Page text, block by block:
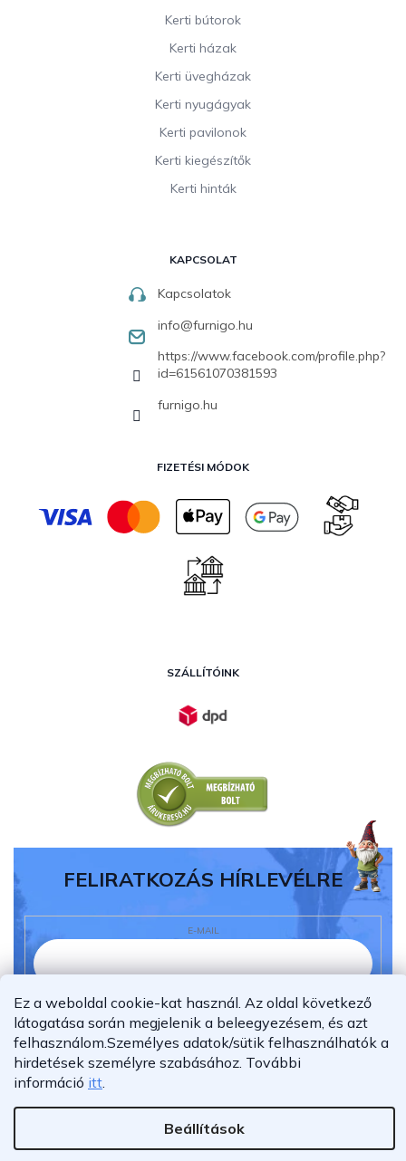
Ez a weboldal cookie-kat használ. Az oldal következő
látogatása során megjelenik a beleegyezésem, és azt
felhasználom.Személyes adatok/sütik felhasználhatók a
hirdetések személyre szabásához. További
információ itt.
Beállítások
Kerti bútorok
Kerti házak
Kerti üvegházak
Kerti nyugágyak
Kerti pavilonok
Kerti kiegészítők
Kerti hinták
KAPCSOLAT
Kapcsolatok
info@furnigo.hu
https://www.facebook.com/profile.php?
id=61561070381593
furnigo.hu
FIZETÉSI MÓDOK
SZÁLLÍTÓINK
FELIRATKOZÁS HÍRLEVÉLRE
E-MAIL
Elolvastam és megértettem azadatvédelmi
nyilatkozatot.
Feliratkozás
Shoptet Premium készítette